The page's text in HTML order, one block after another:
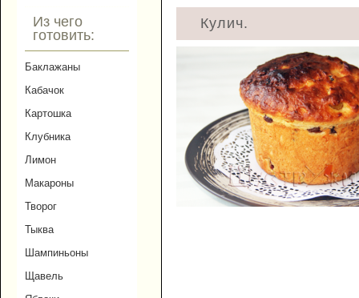
Из чего
готовить:
Баклажаны
Кабачок
Картошка
Клубника
Лимон
Макароны
Творог
Тыква
Шампиньоны
Щавель
Кулич.